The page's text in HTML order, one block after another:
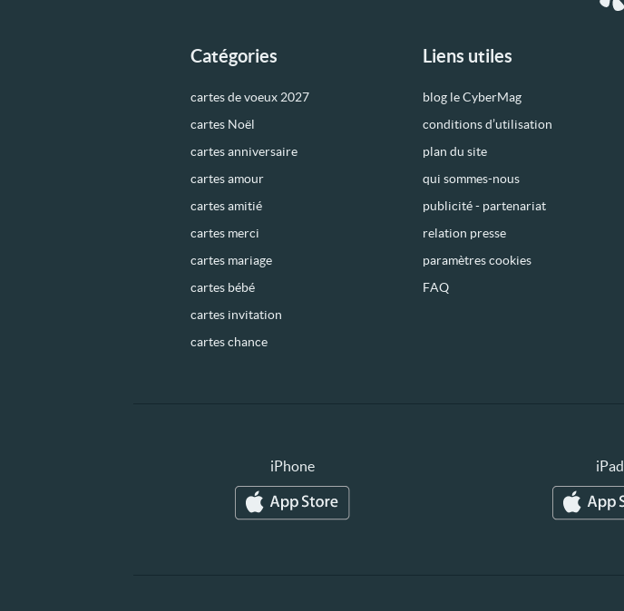
Catégories
cartes de voeux 2027
cartes Noël
cartes anniversaire
cartes amour
cartes amitié
cartes merci
cartes mariage
cartes bébé
cartes invitation
cartes chance
Liens utiles
blog le CyberMag
conditions d’utilisation
plan du site
qui sommes-nous
publicité - partenariat
relation presse
paramètres cookies
FAQ
iPhone iPad